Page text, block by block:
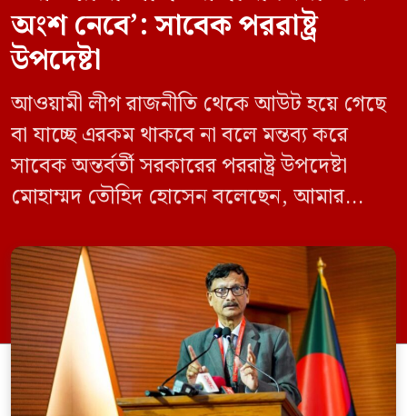
অংশ নেবে’: সাবেক পররাষ্ট্র
উপদেষ্টা
আওয়ামী লীগ রাজনীতি থেকে আউট হয়ে গেছে
বা যাচ্ছে এরকম থাকবে না বলে মন্তব্য করে
সাবেক অন্তর্বর্তী সরকারের পররাষ্ট্র উপদেষ্টা
মোহাম্মদ তৌহিদ হোসেন বলেছেন, আমার
নির্বাচনে অংশ নেবে। সম্প্রতি দেশের একটি
বেসরকারি টেলিভিশনে দেয়া সাক্ষাৎকারে তিনি
এসব কথা বলেন। আওয়ামী লীগ সরকারের সময়
হওয়া অত্যাচার-নিপীড়ন মানুষ ভুলে যাবে এমন
[…]